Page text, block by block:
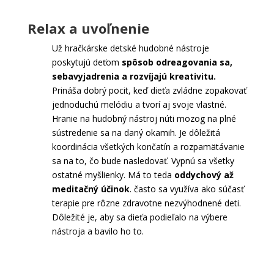
Relax a uvoľnenie
Už hračkárske detské hudobné nástroje
poskytujú deťom spôsob odreagovania sa,
sebavyjadrenia a rozvíjajú kreativitu.
Prináša dobrý pocit, keď dieťa zvládne zopakovať
jednoduchú melódiu a tvorí aj svoje vlastné.
Hranie na hudobný nástroj núti mozog na plné
sústredenie sa na daný okamih. Je dôležitá
koordinácia všetkých končatín a rozpamätávanie
sa na to, čo bude nasledovať. Vypnú sa všetky
ostatné myšlienky. Má to teda oddychový až
meditačný účinok. často sa využíva ako súčasť
terapie pre rôzne zdravotne nezvýhodnené deti.
Dôležité je, aby sa dieťa podieľalo na výbere
nástroja a bavilo ho to.